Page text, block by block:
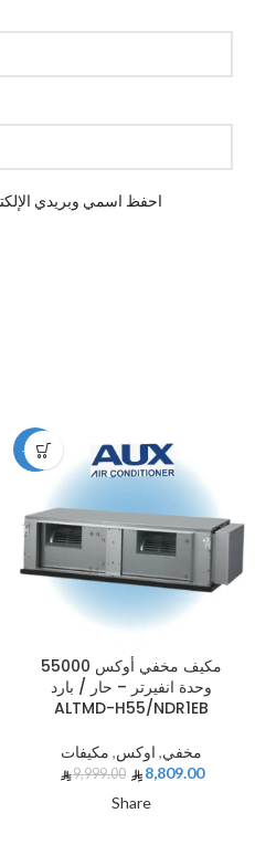
احفظ اسمي وبريدي
-12%
مكيف مخفي أوكس 55000
وحدة انفيرتر – حار / بارد
ALTMD-H55/NDR1EB
مخفي, اوكس, مكيفات
9,999.00
8,809.00
Share